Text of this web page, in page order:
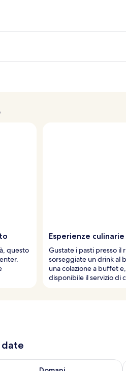
questo
Esperienze
Gustate i pasti presso il
sorseggiate un drink al
una colazione a buffet
disponibile il servizio di
date
- ago 8
la disponibilità per domani,